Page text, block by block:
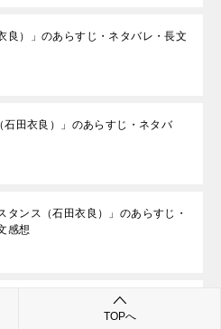
良）」のあらすじ・ネタバレ・長文
石田衣良）」のあらすじ・ネタバ
タンス（石田衣良）」のあらすじ・
感想
石田衣良）」のあらすじ・ネタバ
TOPへ